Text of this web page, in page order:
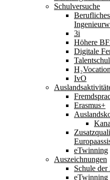
Schulversuche
3i
Höhere
Digitale
IvO
Erasmus+
eTwinning
Auszeichnungen
Schule
eTwinning